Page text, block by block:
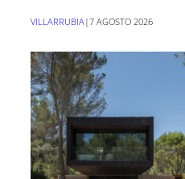
VILLARRUBIA|7 AGOSTO 2026